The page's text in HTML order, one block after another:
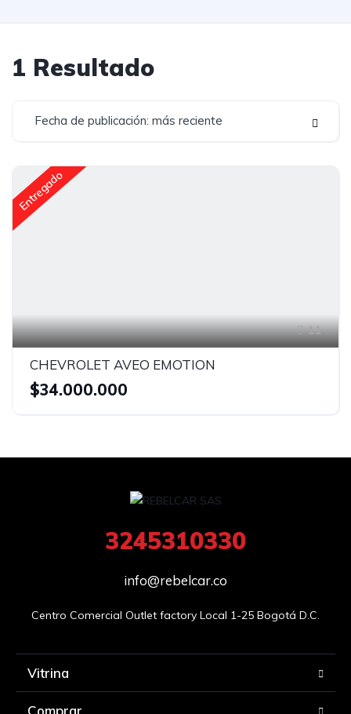
1 Resultado
Fecha de publicación: más reciente
Entregado
11
CHEVROLET AVEO EMOTION
$34.000.000
3245310330
info@rebelcar.co
Centro Comercial Outlet factory Local 1-25 Bogotá D.C.
Vitrina